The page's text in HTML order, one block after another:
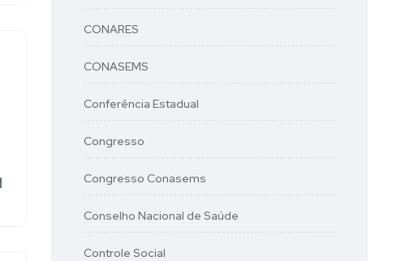
CONARES
CONASEMS
Conferência Estadual
Congresso
Congresso Conasems
Conselho Nacional de Saúde
Controle Social